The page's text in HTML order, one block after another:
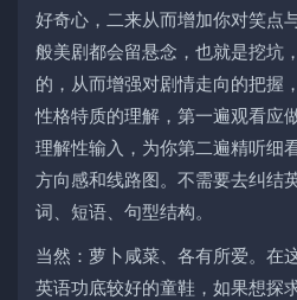
好奇心，二来从而增加你对笑点
般美剧都会留悬念，也就是挖坑
的，从而增强对剧情走向的把握
性格特质的理解，第一遍观看应
理解性输入，为你第二遍精听细
方向感和线路图。不需要去纠结
词、短语、句型结构。
当然：萝卜咸菜、各有所爱。在
英语功底较好的童鞋，如果想探